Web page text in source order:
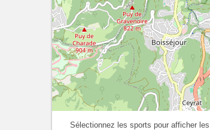
Sélectionnez les sports pour afficher